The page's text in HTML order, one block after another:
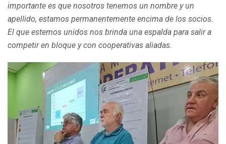
importante es que nosotros tenemos un nombre y un
apellido, estamos permanentemente encima de los socios.
El que estemos unidos nos brinda una espalda para salir a
competir en bloque y con cooperativas aliadas.